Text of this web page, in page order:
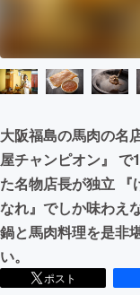
CAMPFIRE
大阪福島の馬肉の名
屋チャンピオン』 で
た名物店長が独立 『
なれ』でしか味わえ
鍋と馬肉料理を是非
い。
ポスト